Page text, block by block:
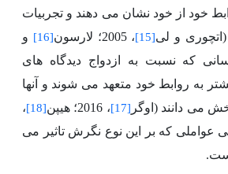
خود از خود نشان می دهند و تجربیات
(اتچوری و لی[15]، 2005؛ لارسون [16] و
1998). کسانی که نسبت به ازدواج دیدگاه های
به روابط خود متعهد می شوند و آنها
می دانند (اوگر [17]، 2016؛ هیپن [18]،
عواملی که بر این نوع نگرش تاثیر می